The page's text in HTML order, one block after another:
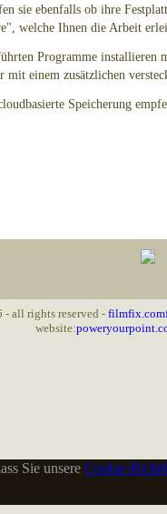
Sie unsere Cookie-
sie ebenfalls ob ihre
welche Ihnen die Arbeit
Programme
mit einem zusätzlichen
Speicherung
all rights reserved - filmfix.com
website: